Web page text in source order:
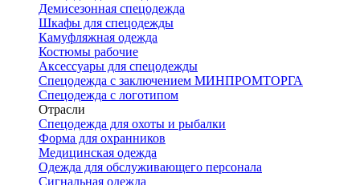
Демисезонная спецодежда
Шкафы для спецодежды
Камуфляжная одежда
Костюмы рабочие
Аксессуары для спецодежды
Спецодежда с заключением МИНПРОМТОРГА
Спецодежда с логотипом
Отрасли
Спецодежда для охоты и рыбалки
Форма для охранников
Медицинская одежда
Одежда для обслуживающего персонала
Сигнальная одежда